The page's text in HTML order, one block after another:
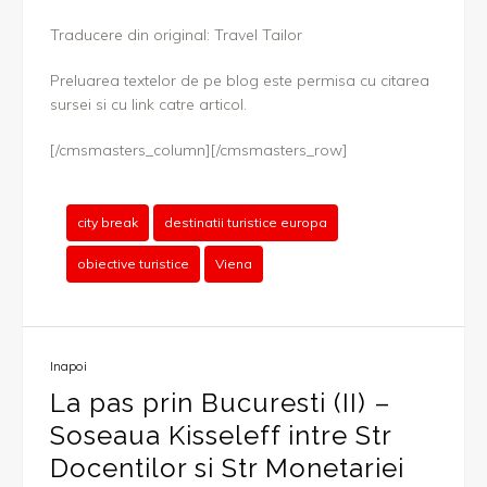
Traducere din original: Travel Tailor
Preluarea textelor de pe blog este permisa cu citarea
sursei si cu link catre articol.
[/cmsmasters_column][/cmsmasters_row]
city break destinatii turistice europa
obiective turistice Viena
Inapoi
La pas prin Bucuresti (II) –
Soseaua Kisseleff intre Str
Docentilor si Str Monetariei